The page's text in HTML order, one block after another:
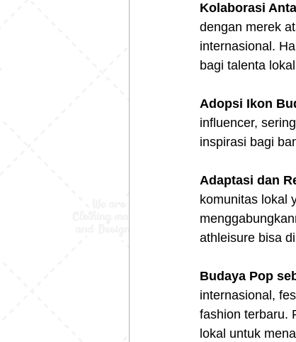
Kolaborasi
dengan merek
internasional.
bagi talenta
Adopsi Ikon
influencer,
inspirasi bagi
Adaptasi dan
komunitas lokal
athleisure bisa
Budaya Pop
internasional,
fashion terbaru.
lokal untuk